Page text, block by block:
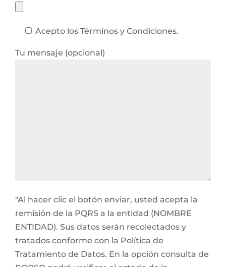
Acepto los Términos y Condiciones.
Tu mensaje (opcional)
"Al hacer clic el botón enviar, usted acepta la
remisión de la PQRS a la entidad (NOMBRE
ENTIDAD). Sus datos serán recolectados y
tratados conforme con la Política de
Tratamiento de Datos. En la opción consulta de